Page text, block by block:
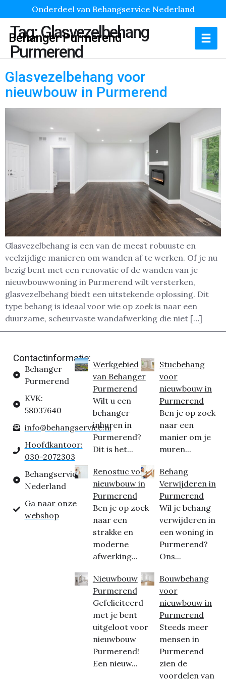
Onderdeel van Behangservice Nederland
Behanger Purmerend
Tag:Glasvezelbehang
Purmerend
Glasvezelbehang voor
nieuwbouw in Purmerend
Glasvezelbehang is een van de meest robuuste en
veelzijdige manieren om wanden af te werken. Of je nu
bezig bent met een renovatie of de wanden van je
nieuwbouwwoning in Purmerend wilt versterken,
glasvezelbehang biedt een uitstekende oplossing. Dit
type behang is ideaal voor wie op zoek is naar een
duurzame, scheurvaste wandafwerking die niet […]
Contactinformatie:
Behanger
Purmerend
KVK:
58037640
info@behangservice.nl
Hoofdkantoor:
030-2072303
Behangservice
Nederland
Ga naar onze
webshop
Werkgebied
van Behanger
Purmerend
Wilt u een
behanger
inhuren in
Purmerend?
Dit is het...
Renostuc voor
nieuwbouw in
Purmerend
Ben je op zoek
naar een
strakke en
moderne
afwerking...
Nieuwbouw
Purmerend
Gefeliciteerd
met je bent
uitgeloot voor
nieuwbouw
Purmerend!
Een nieuw...
Stucbehang
voor
nieuwbouw in
Purmerend
Ben je op zoek
naar een
manier om je
muren...
Behang
Verwijderen in
Purmerend
Wil je behang
verwijderen in
een woning in
Purmerend?
Ons...
Bouwbehang
voor
nieuwbouw in
Purmerend
Steeds meer
mensen in
Purmerend
zien de
voordelen van